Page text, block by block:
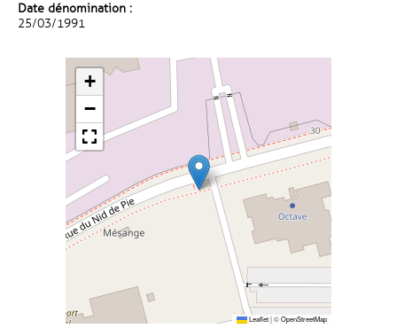
Date dénomination :
25/03/1991
+
−
Leaflet|©OpenStreetMap